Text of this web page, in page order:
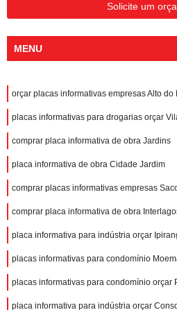
Solicite um
MENU
orçar placas informativas empresas Alto do
placas informativas para drogarias orçar
comprar placa informativa de obra Jardins
placa informativa de obra Cidade Jardim
comprar placas informativas empresas
comprar placa informativa de obra
placa informativa para indústria orçar
placas informativas para condomínio
placas informativas para condomínio orçar
placa informativa para indústria orçar